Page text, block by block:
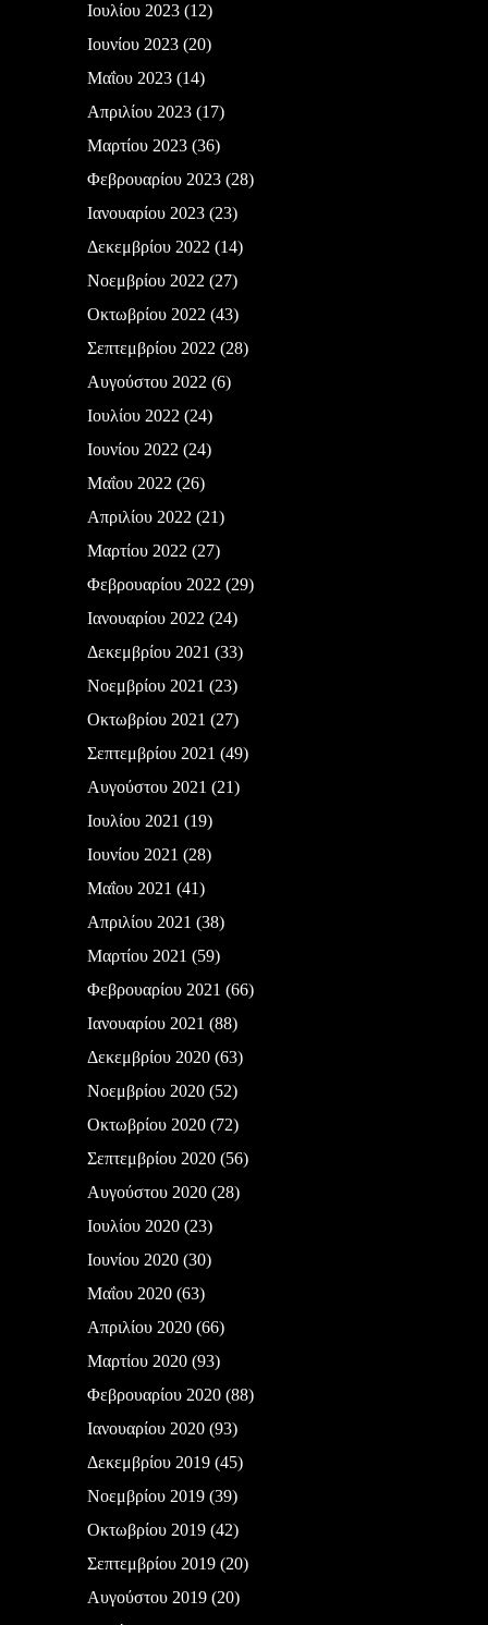
Ιουλίου 2023(12)
Ιουνίου 2023(20)
Μαΐου 2023(14)
Απριλίου 2023(17)
Μαρτίου 2023(36)
Φεβρουαρίου 2023(28)
Ιανουαρίου 2023(23)
Δεκεμβρίου 2022 (14)
Νοεμβρίου 2022 (27)
Οκτωβρίου 2022 (43)
Σεπτεμβρίου 2022 (28)
Αυγούστου 2022 (6)
Ιουλίου 2022 (24)
Ιουνίου 2022 (24)
Μαΐου 2022 (26)
Απριλίου 2022 (21)
Μαρτίου 2022 (27)
Φεβρουαρίου 2022 (29)
Ιανουαρίου 2022 (24)
Δεκεμβρίου 2021 (33)
Νοεμβρίου 2021 (23)
Οκτωβρίου 2021 (27)
Σεπτεμβρίου 2021 (49)
Αυγούστου 2021 (21)
Ιουλίου 2021 (19)
Ιουνίου 2021 (28)
Μαΐου 2021 (41)
Απριλίου 2021 (38)
Μαρτίου 2021 (59)
Φεβρουαρίου 2021 (66)
Ιανουαρίου 2021 (88)
Δεκεμβρίου 2020(63)
Νοεμβρίου 2020(52)
Οκτωβρίου 2020(72)
Σεπτεμβρίου 2020(56)
Αυγούστου 2020(28)
Ιουλίου 2020(23)
Ιουνίου 2020(30)
Μαΐου 2020(63)
Απριλίου 2020(66)
Μαρτίου 2020(93)
Φεβρουαρίου 2020(88)
Ιανουαρίου 2020(93)
Δεκεμβρίου 2019(45)
Νοεμβρίου 2019(39)
Οκτωβρίου 2019(42)
Σεπτεμβρίου 2019(20)
Αυγούστου 2019(20)